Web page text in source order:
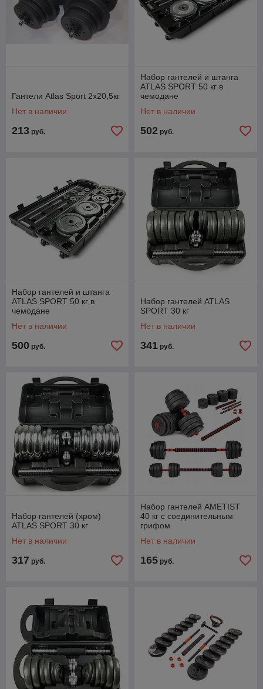
Гантели Atlas Sport 2х20,5кг
Нет в наличии
213 руб.
Набор гантелей и штанга
ATLAS SPORT 50 кг в
чемодане
Нет в наличии
502 руб.
Набор гантелей и штанга
ATLAS SPORT 50 кг в
чемодане
Нет в наличии
500 руб.
Набор гантелей ATLAS
SPORT 30 кг
Нет в наличии
341 руб.
Набор гантелей (хром)
ATLAS SPORT 30 кг
Нет в наличии
317 руб.
Набор гантелей AMETIST
40 кг с соединительным
грифом
Нет в наличии
165 руб.